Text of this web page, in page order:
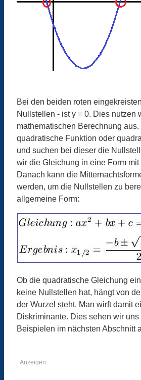
Bei den beiden roten
Nullstellen - ist y = 0. Dies nutzen
mathematischen Berechnung
quadratische Funktion oder
und suchen bei dieser die
wir die Gleichung in eine Form mit
Danach kann die
werden, um die Nullstellen zu
allgemeine Form:
Ob die quadratische Gleichung
keine Nullstellen hat, hängt von
der Wurzel steht. Man wirft damit
Diskriminante. Dies sehen wir
Beispielen im nächsten Abschnitt
Anzeigen: